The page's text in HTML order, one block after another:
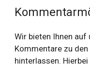
Wir bieten Ihnen
Kommentare zu
hinterlassen.